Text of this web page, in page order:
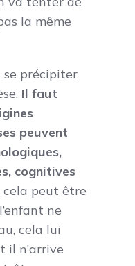
la même
se précipiter
Il faut
peuvent
cognitives
cela peut être
ne
cela lui
il n’arrive